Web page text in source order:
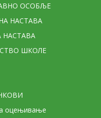
ОСОБЉЕ
НАСТАВА
НАСТАВА
ШКОЛЕ
оцењивање